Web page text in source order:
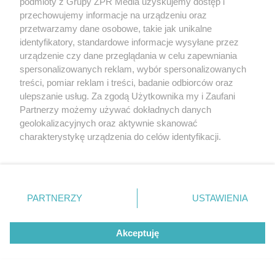
Gonzaleza
ZOBACZ WIĘCEJ
przechowujemy informacje na urządzeniu oraz
przetwarzamy dane osobowe, takie jak unikalne
identyfikatory, standardowe informacje wysyłane przez
urządzenie czy dane przeglądania w celu zapewniania
spersonalizowanych reklam, wybór spersonalizowanych
treści, pomiar reklam i treści, badanie odbiorców oraz
ulepszanie usług. Za zgodą Użytkownika my i Zaufani
Partnerzy możemy używać dokładnych danych
geolokalizacyjnych oraz aktywnie skanować
charakterystykę urządzenia do celów identyfikacji.
zmienić/wycofać klikając przycisk ustawień prywatności
znajdujący się w lewym dolnym rogu strony
rodzaje przetwarzania danych nie wymagają zgody
użytkownika, ale masz prawo sprzeciwić się takiemu
przetwarzaniu. Preferencje będą miały zastosowanie tylko
PARTNERZY USTAWIENIA
Akceptuję